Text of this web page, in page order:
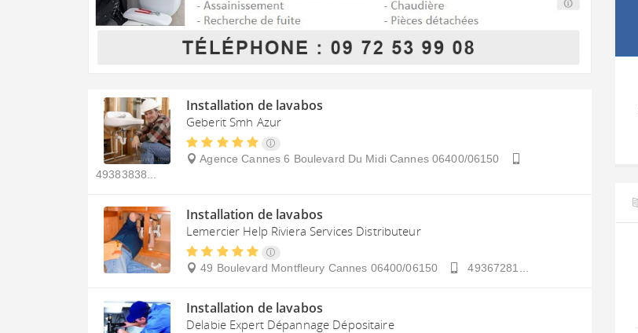
Installation de lavabos
Geberit Smh Azur
Agence Cannes 6 Boulevard Du Midi Cannes 06400/06150
49383838...
Installation de lavabos
Lemercier Help Riviera Services Distributeur
49 Boulevard Montfleury Cannes 06400/06150 49367281...
Installation de lavabos
Delabie Expert Dépannage Dépositaire